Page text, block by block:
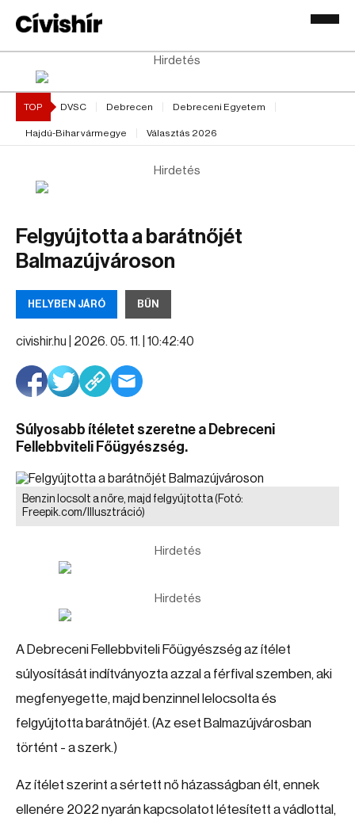
Hirdetés
TOP DVSC Debrecen Debreceni Egyetem
Hajdú-Bihar vármegye Választás 2026
Hirdetés
Felgyújtotta a barátnőjét
Balmazújvároson
HELYBEN JÁRÓ BŰN
civishir.hu | 2026. 05. 11. | 10:42:40
Súlyosabb ítéletet szeretne a Debreceni
Fellebbviteli Főügyészség.
Benzin locsolt a nőre, majd felgyújtotta(Fotó:
Freepik.com/Illusztráció)
Hirdetés
Hirdetés
A Debreceni Fellebbviteli Főügyészség az ítélet
súlyosítását indítványozta azzal a férfival szemben, aki
megfenyegette, majd benzinnel lelocsolta és
felgyújtotta barátnőjét. (Az eset Balmazújvárosban
történt - a szerk.)
Az ítélet szerint a sértett nő házasságban élt, ennek
ellenére 2022 nyarán kapcsolatot létesített a vádlottal,